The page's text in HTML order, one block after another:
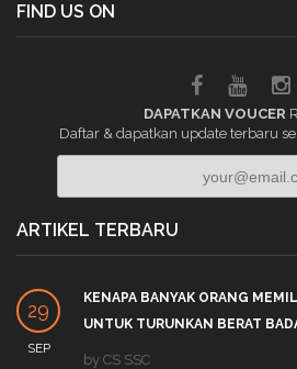
FIND US ON
DAPATKAN VOUCER
Daftar & dapatkan update terbaru
ARTIKEL TERBARU
29
SEP
KENAPA BANYAK ORANG
UNTUK TURUNKAN BERAT
by CS SSC